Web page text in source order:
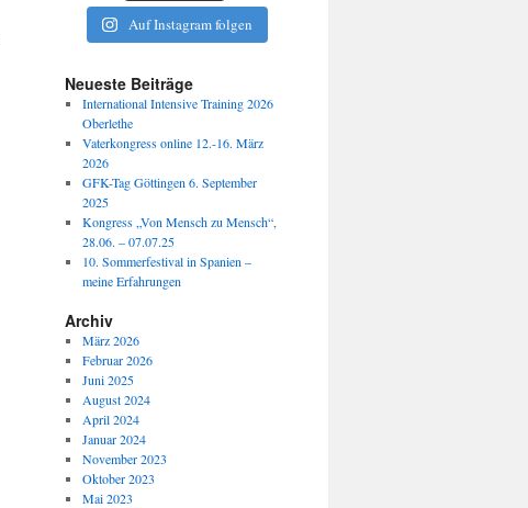
Auf Instagram folgen
Neueste Beiträge
International Intensive Training 2026
Oberlethe
Vaterkongress online 12.-16. März
2026
GFK-Tag Göttingen 6. September
2025
Kongress „Von Mensch zu Mensch“,
28.06. – 07.07.25
10. Sommerfestival in Spanien –
meine Erfahrungen
Archiv
März 2026
Februar 2026
Juni 2025
August 2024
April 2024
Januar 2024
November 2023
Oktober 2023
Mai 2023